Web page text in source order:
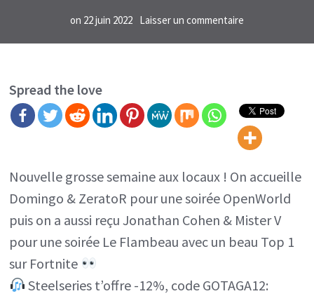
on 22 juin 2022 Laisser un commentaire
LE
DE
JONATHAN
COHEN
&
MISTER
V
VLOG
Spread the love
Nouvelle grosse semaine aux locaux ! On accueille
Domingo & ZeratoR pour une soirée OpenWorld
puis on a aussi reçu Jonathan Cohen & Mister V
pour une soirée Le Flambeau avec un beau Top 1
sur Fortnite
Steelseries t’offre -12%, code GOTAGA12: